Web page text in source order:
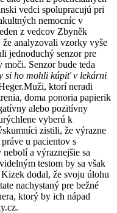
vedci spolupracujú pri
nemocníc v
z vedcov Zbyněk
že analyzovali vzorky vyše
jednoduchý senzor pre
moči. Senzor bude teda
si ho mohli kúpiť v lekárni
ktorí neradi
doma ponoria papierik
alebo pozitívny
vyberú k
zistili, že výrazne
u pacientov s
a výraznejšie sa
testom by sa však
dodal, že svoju úlohu
nachystaný pre bežné
ktorý by ich nápad